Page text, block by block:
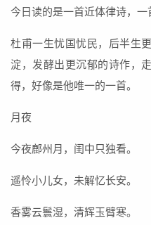
今日读的是一首近体律诗，一
杜甫一生忧国忧民，后半生
淀，发酵出更沉郁的诗作，
得，好像是他唯一的一首。
月夜
今夜鄜州月，闺中只独看。
遥怜小儿女，未解忆长安。
香雾云鬟湿，清辉玉臂寒。